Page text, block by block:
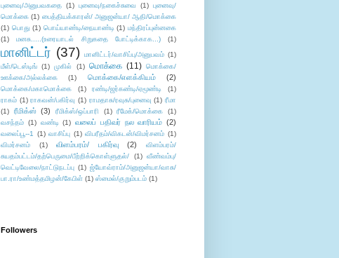
புனைவு/அனுபவகதை (1) புனைவு/நகைச்சுவை (1) புனைவு/
மொக்கை (1) பைத்தியக்காரன்/ அனுஜன்யா/ ஆதி/மொக்கை
(1) பொது (1) பொய்யாண்டி/நையாண்டி (1) மந்திரப்புன்னகை
(1)
மனசு.....(உரையாடல் சிறுகதை போட்டிக்காக...) (1)
மானிட்டர் (37) மானிட்டர்/வாசிப்பு/அனுபவம் (1)
மீள்/டெஸ்டிங் (1) முகில் (1) மொக்கை (11) மொக்கை/
ஊக்கை/அல்லக்கை
(1) மொக்கை/எளக்கியம் (2)
மொக்கை/மகாமொக்கை (1) ரண்டி/ஜர்கண்டி/ஏமூண்டி
(1)
ராகம் (1) ராகவன்/பகிர்வு (1) ராமதாசு/ரவுசு/புனைவு (1) ரீமா
(1)
ரீமிக்ஸ் (3) ரீமிக்ஸ்/ஒப்பாரி (1) ரீமேக்/மொக்கை
(1)
வசந்தம் (1) வண்டி (1) வலைப் பதிவர் நல வாரியம் (2)
வலைப்பூ--1 (1) வாசிப்பு (1) விபரீதம்/விகடன்/விமர்சனம் (1)
விமர்சனம்
(1) விளம்பரம்/ பகிர்வு (2)
விளம்பரம்/
சுயதம்பட்டம்/தற்பெருமை/பீற்றிக்கொள்ளுதல்/
(1) வீண்வம்பு/
வெட்டிவேலை/நாட்டுநடப்பு (1) ஜ்யோவ்ராம்/அனுஜன்யா/வாசு/
பா.ரா/உண்மத்தமிழன்/கேபிள் (1) ஸ்மைல்/குறும்படம் (1)
Followers